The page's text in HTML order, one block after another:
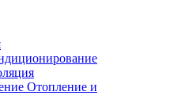
Отопление и